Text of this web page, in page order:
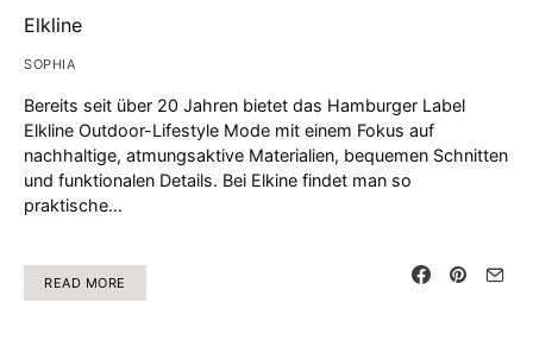
Elkline
SOPHIA
Bereits seit über 20 Jahren bietet das Hamburger Label
Elkline Outdoor-Lifestyle Mode mit einem Fokus auf
nachhaltige, atmungsaktive Materialien, bequemen Schnitten
und funktionalen Details. Bei Elkine findet man so
praktische…
READ MORE